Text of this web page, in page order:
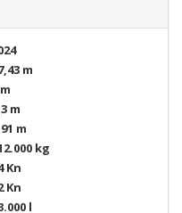
m
m
m
kg
Kn
Kn
l